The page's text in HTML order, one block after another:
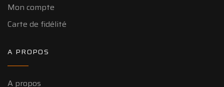
Mon compte
Carte de fidélité
A PROPOS
A propos